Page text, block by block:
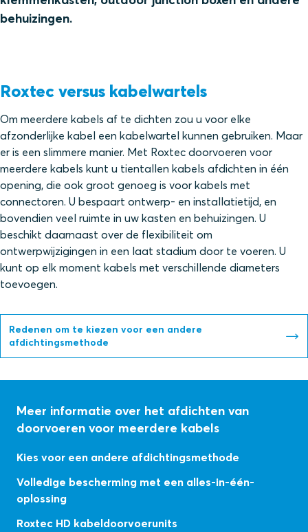
behuizingen.
Roxtec versus kabelwartels
Om meerdere kabels af te dichten zou u voor elke
afzonderlijke kabel een kabelwartel kunnen gebruiken. Maar
er is een slimmere manier. Met Roxtec doorvoeren voor
meerdere kabels kunt u tientallen kabels afdichten in één
opening, die ook groot genoeg is voor kabels met
connectoren. U bespaart ontwerp- en installatietijd, en
bovendien veel ruimte in uw kasten en behuizingen. U
beschikt daarnaast over de flexibiliteit om
ontwerpwijzigingen in een laat stadium door te voeren. U
kunt op elk moment kabels met verschillende diameters
toevoegen.
Redenen om te kiezen voor een andere
afdichtingsmethode
Meer informatie over het afdichten van
doorvoeren voor meerdere kabels
Kies voor een andere afdichtingsmethode
Volledige bescherming met een alles-in-één-
oplossing
Roxtec HD kabeldoorvoerunits